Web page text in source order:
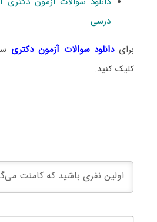
درسی
برایدانلود سوالات آزمون دکتری
کلیک کنید.